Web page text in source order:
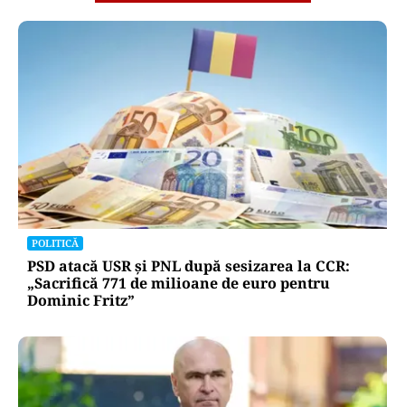
POLITICĂ
PSD atacă USR și PNL după sesizarea la CCR:
„Sacrifică 771 de milioane de euro pentru
Dominic Fritz”